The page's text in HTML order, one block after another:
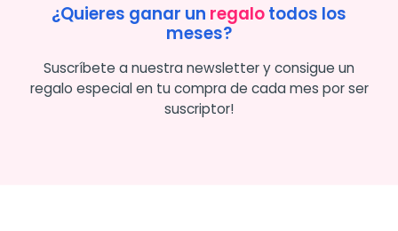
¿Quieres ganar un regalotodos los
meses?
Suscríbete a nuestra newsletter y consigue un
regalo especial en tu compra de cada mes por ser
suscriptor!